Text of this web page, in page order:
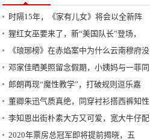
时隔15年，《家有儿女》将会以全新阵
猩红女巫要来了，新“美国队长”登场，
《琅琊榜》在赤焰案中为什么云南穆府没
邓家佳晒美照留念假期，小姨妈与一菲同
郎朗再现“魔性教学”，打破规则逗乐嘉
董卿朱迅气质真绝，同穿衬衫搭西裤知性
李知恩出街朴素大方又可爱，宽大牛仔配
2020年票房总冠军即将提前揭晓，五